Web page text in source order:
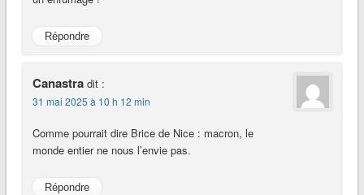
Répondre
Canastra dit :
31 mai 2025 à 10 h 12 min
Comme pourrait dire Brice de Nice : macron, le
monde entier ne nous l’envie pas.
Répondre